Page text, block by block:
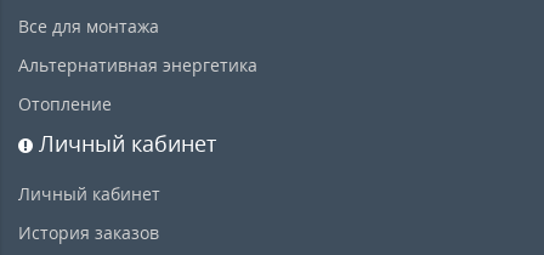
Все для монтажа
Альтернативная энергетика
Отопление
Личный кабинет
Личный кабинет
История заказов